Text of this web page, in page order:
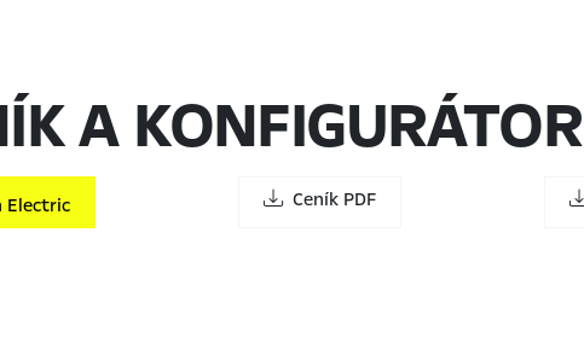
A KONFIGURÁTOR
Electric Ceník PDF